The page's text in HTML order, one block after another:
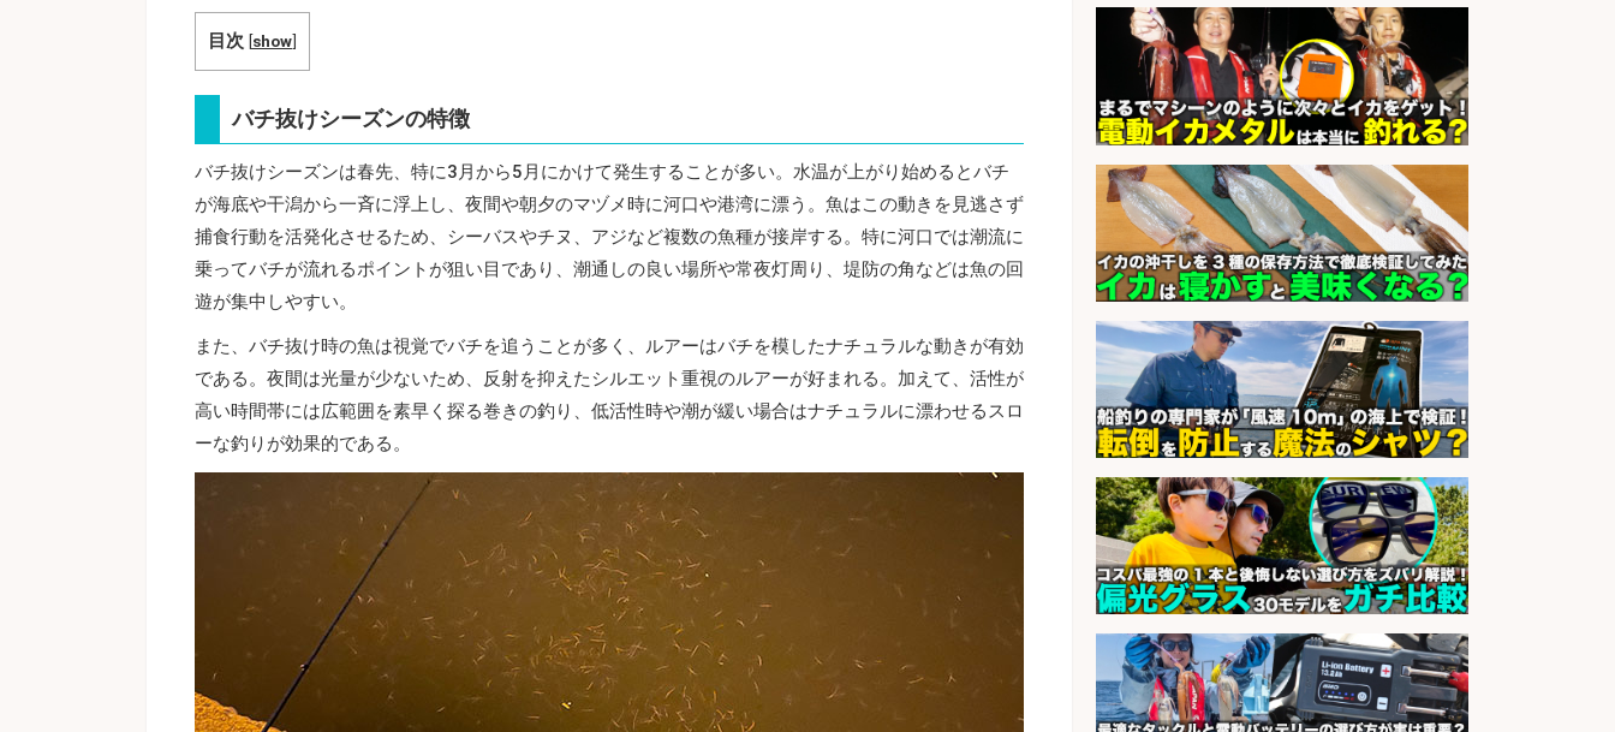
目次 [show]
バチ抜けシーズンの特徴
バチ抜けシーズンは春先、特に3月から5月にかけて発生することが多い。水温が上がり始めるとバチ
が海底や干潟から一斉に浮上し、夜間や朝夕のマヅメ時に河口や港湾に漂う。魚はこの動きを見逃さず
捕食行動を活発化させるため、シーバスやチヌ、アジなど複数の魚種が接岸する。特に河口では潮流に
乗ってバチが流れるポイントが狙い目であり、潮通しの良い場所や常夜灯周り、堤防の角などは魚の回
遊が集中しやすい。
また、バチ抜け時の魚は視覚でバチを追うことが多く、ルアーはバチを模したナチュラルな動きが有効
である。夜間は光量が少ないため、反射を抑えたシルエット重視のルアーが好まれる。加えて、活性が
高い時間帯には広範囲を素早く探る巻きの釣り、低活性時や潮が緩い場合はナチュラルに漂わせるスロ
ーな釣りが効果的である。
日払いOKで即日収入/ライン作業員/
「堺市堺区」 未経験歓迎/入社祝金
10万円/堺市堺区の工場で自転車部
品や釣り具の組立/日払いOK&土日
祝休みで年間休日126日
会社名
パーソルファクトリーパートナ
ーズ株式会社
sponsored by 求人ボックス
営業事務/「大津市」釣り具メーカ
ーの物流事務・営業アシスタント/
小野駅から徒歩6分/「時給1,300
円」/大型連休あり×残業なし×土日
祝休み/滋賀県
会社名 株式会社ホットスタッフ滋賀
sponsored by 求人ボックス
フィッシング用品の「製品開発設
会社名 メガバス株式会社
sponsored by 求人ボックス